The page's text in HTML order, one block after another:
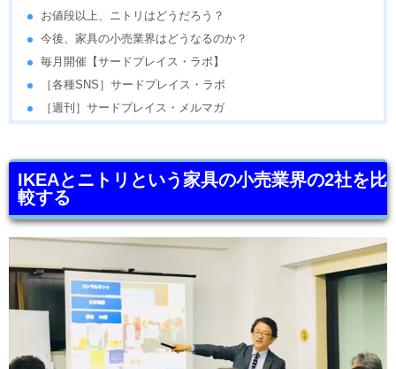
お値段以上、ニトリはどうだろう？
今後、家具の小売業界はどうなるのか？
毎月開催【サードプレイス・ラボ】
［各種SNS］サードプレイス・ラボ
［週刊］サードプレイス・メルマガ
IKEAとニトリという家具の小売業界の2社を比
較する